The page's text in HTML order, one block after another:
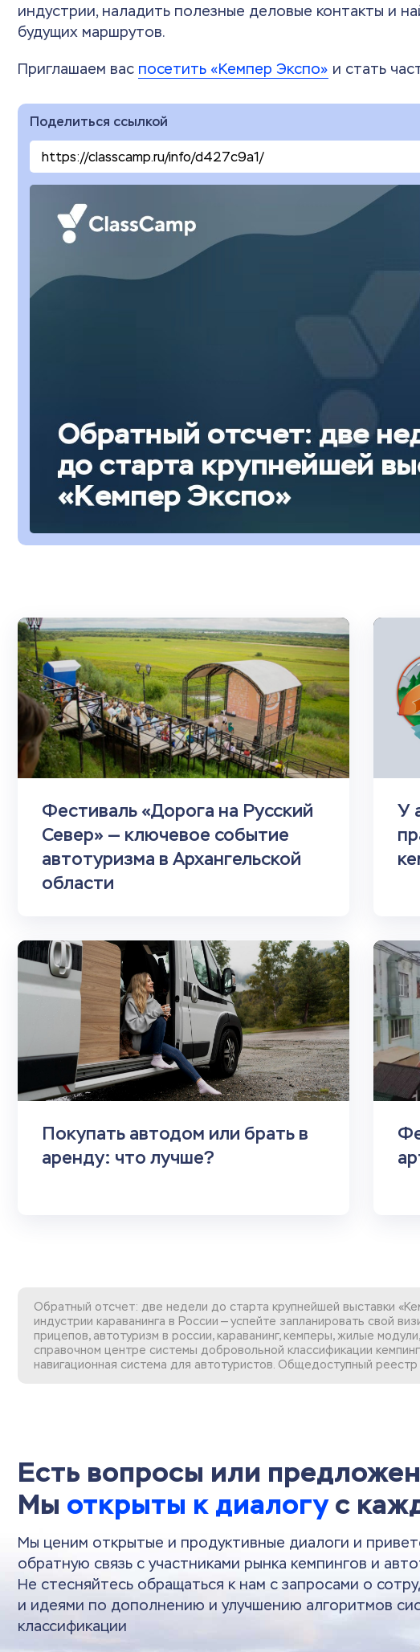
индустрии, наладить полезные деловые контакты и
будущих маршрутов.
Приглашаем вас посетить «Кемпер Экспо» и стать
Поделиться ссылкой
Фестиваль «Дорога на Русский
Север» — ключевое событие
автотуризма в Архангельской
области
У
Покупать автодом или брать в
аренду: что лучше?
Обратный отсчет: две недели до старта крупнейшей выставки
индустрии караванинга в России — успейте запланировать свой
прицепов, автотуризм в россии, караванинг, кемперы, жилые
справочном центре системы добровольной классификации
навигационная система для автотуристов. Общедоступный
Есть вопросы или
Мы открыты к диалогус
Мы ценим открытые и продуктивные диалоги и
обратную связь с участниками рынка кемпингов и
Не стесняйтесь обращаться к нам с запросами о
и идеями по дополнению и улучшению алгоритмов
классификации